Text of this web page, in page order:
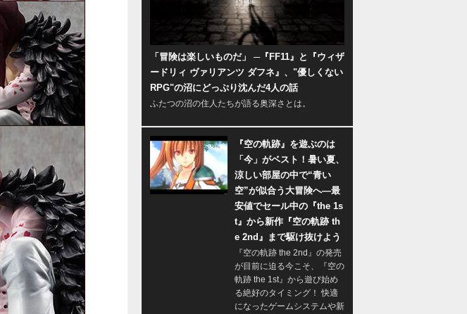
「冒険は楽しいものだ」 ─『FF11』と『ウィザ
ードリィ ヴァリアンツ ダフネ』、"優しくない
RPG"の沼にどっぷり沈んだ4人の話
ふたつの沼の住人たちが語る奥深さとは。
『空の軌跡』を遊ぶのは
「今」がベスト！暑い夏、
涼しい部屋の中で“青い
空”が似合う大冒険へ―最
安値でセール中の『the 1s
t』から新作『空の軌跡 th
e 2nd』まで駆け抜けよう
『空の軌跡 the 2nd』の発売
が目前に迫る今こそ、『空の
軌跡 the 1st』から遊び始め
る絶好のタイミング！ 快適
になったゲームシステムや新